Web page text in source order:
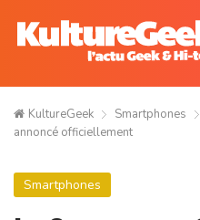
KultureGeek Smartphones
annoncé officiellement
Smartphones